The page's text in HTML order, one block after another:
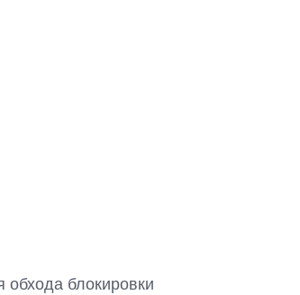
блокировки